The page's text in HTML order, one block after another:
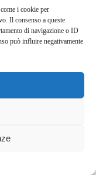
i cookie per
Il consenso a queste
di navigazione o ID
può influire negativamente
perdere, potrai